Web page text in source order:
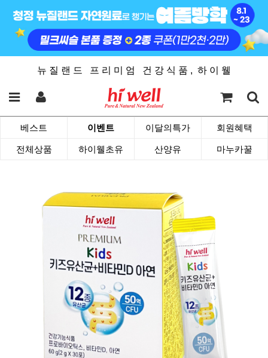
뉴 질 랜 드 프 리 미 엄 건 강 식 품 , 하 이 웰
베스트 이벤트 이달의특가 회원혜택
전체상품 하이웰초유 산양유 마누카꿀